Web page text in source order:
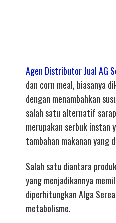
Agen Distributor Jual AG
dan corn meal, biasanya
dengan menambahkan
salah satu alternatif
merupakan serbuk instan
tambahan makanan yang
Salah satu diantara
yang menjadikannya
diperhitungkan Alga
metabolisme.